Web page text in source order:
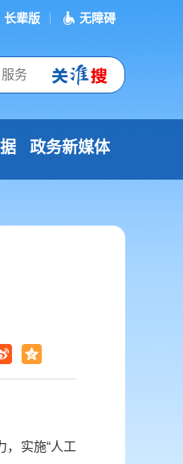
长辈版 无障碍
政务新媒体
，实施“人工